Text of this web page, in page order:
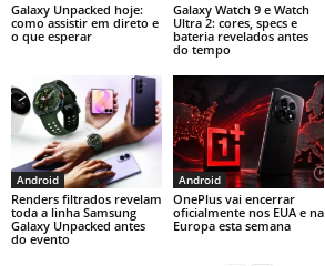
Galaxy Unpacked hoje:
como assistir em direto e
o que esperar
Galaxy Watch 9 e Watch
Ultra 2: cores, specs e
bateria revelados antes
do tempo
Android
Renders filtrados revelam
toda a linha Samsung
Galaxy Unpacked antes
do evento
Android
OnePlus vai encerrar
oficialmente nos EUA e na
Europa esta semana